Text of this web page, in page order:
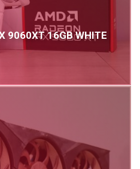
9060XT 16GB WHITE